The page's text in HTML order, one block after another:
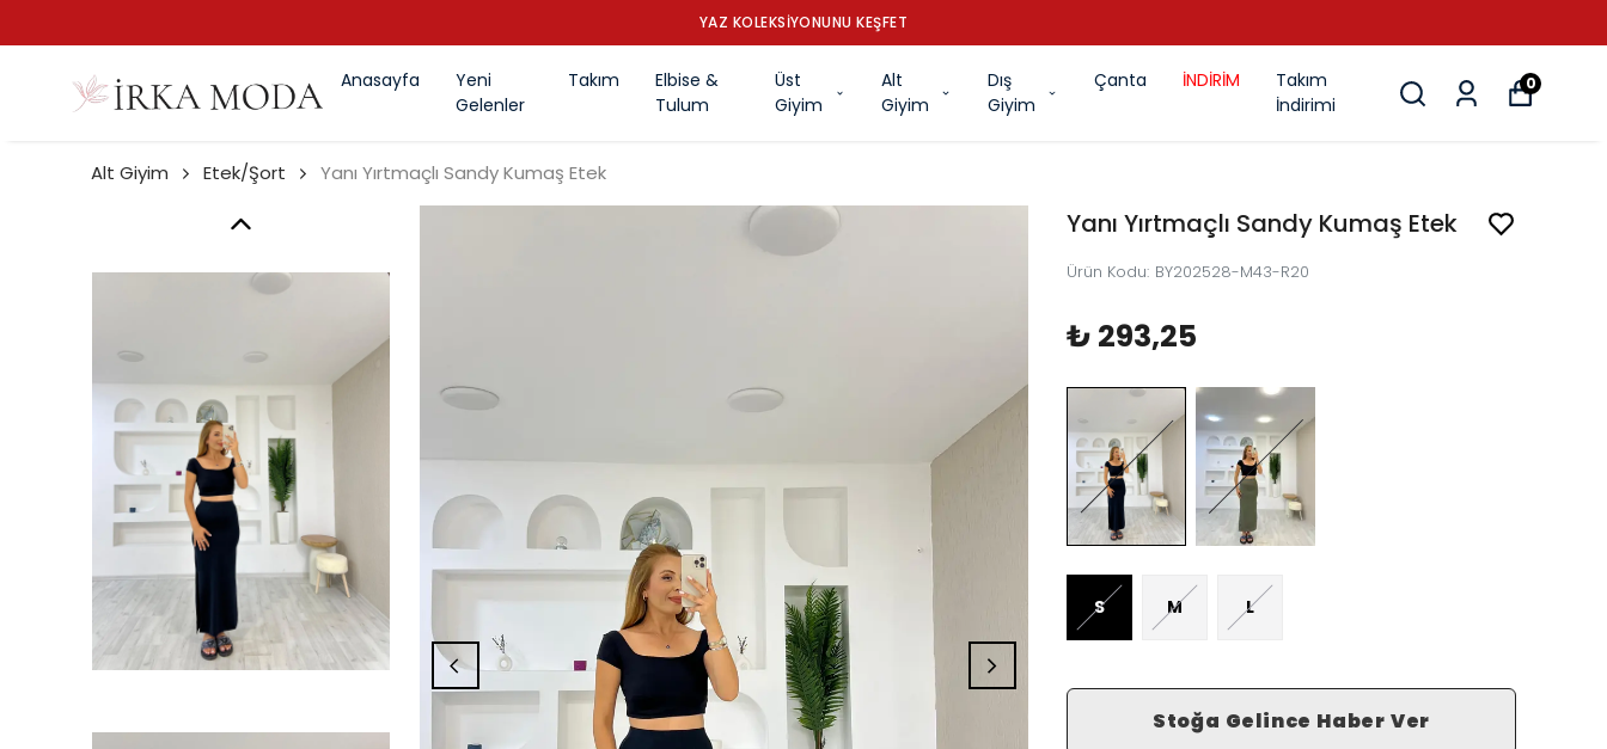
YAZ KOLEKSİYONUNU KEŞFET
Anasayfa
Yeni
Gelenler
Takım
Elbise &
Tulum
Üst
Giyim
Alt
Giyim
Dış
Giyim
Çanta İNDİRİM
Takım
İndirimi
0
Alt Giyim Etek/Şort Yanı Yırtmaçlı Sandy Kumaş Etek
Yanı Yırtmaçlı Sandy Kumaş Etek
Ürün Kodu: BY202528-M43-R20
₺ 293,25
S M L
Stoğa Gelince Haber Ver